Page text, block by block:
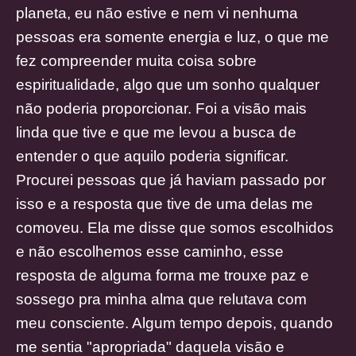
planeta, eu não estive e nem vi nenhuma
pessoas era somente energia e luz, o que me
fez compreender muita coisa sobre
espiritualidade, algo que um sonho qualquer
não poderia proporcionar. Foi a visão mais
linda que tive e que me levou a busca de
entender o que aquilo poderia significar.
Procurei pessoas que já haviam passado por
isso e a resposta que tive de uma delas me
comoveu. Ela me disse que somos escolhidos
e não escolhemos esse caminho, esse
resposta de alguma forma me trouxe paz e
sossego pra minha alma que relutava com
meu consciente. Algum tempo depois, quando
me sentia "apropriada" daquela visão e